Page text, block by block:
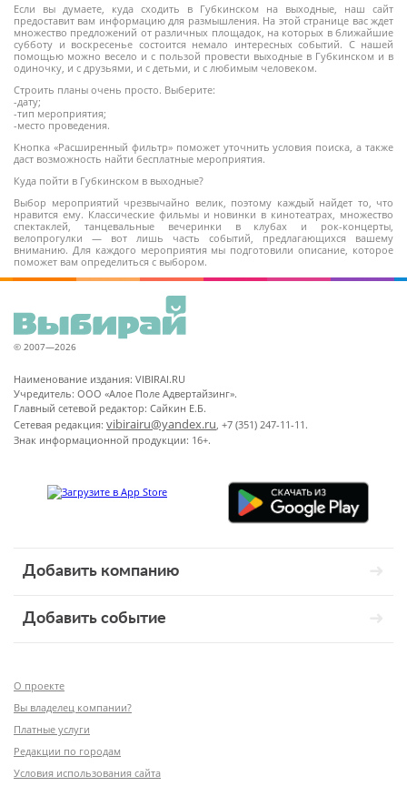
Если вы думаете, куда сходить в Губкинском на выходные, наш сайт
предоставит вам информацию для размышления. На этой странице вас ждет
множество предложений от различных площадок, на которых в ближайшие
субботу и воскресенье состоится немало интересных событий. С нашей
помощью можно весело и с пользой провести выходные в Губкинском и в
одиночку, и с друзьями, и с детьми, и с любимым человеком.
Строить планы очень просто. Выберите:
-дату;
-тип мероприятия;
-место проведения.
Кнопка «Расширенный фильтр» поможет уточнить условия поиска, а также
даст возможность найти бесплатные мероприятия.
Куда пойти в Губкинском в выходные?
Выбор мероприятий чрезвычайно велик, поэтому каждый найдет то, что
нравится ему. Классические фильмы и новинки в кинотеатрах, множество
спектаклей, танцевальные вечеринки в клубах и рок-концерты,
велопрогулки — вот лишь часть событий, предлагающихся вашему
вниманию. Для каждого мероприятия мы подготовили описание, которое
поможет вам определиться с выбором.
12+
© 2007—2026
Наименование издания: VIBIRAI.RU
Учредитель: ООО «Алое Поле Адвертайзинг».
Главный сетевой редактор: Сайкин Е.Б.
Сетевая редакция: vibirairu@yandex.ru , +7 (351) 247-11-11.
Знак информационной продукции: 16+.
Добавить компанию
Добавить событие
О проекте
Вы владелец компании?
Платные услуги
Редакции по городам
Условия использования сайта